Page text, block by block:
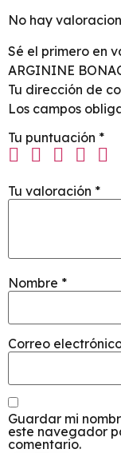
No hay
Sé el primero en
ARGININE
Tu dirección de
Los campos
Tu puntuación *
Tu valoración *
Nombre *
Correo
Guardar mi
este navegador
comentario.